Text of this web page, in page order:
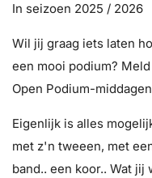
In seizoen 2025 / 2026
Wil jij graag iets laten
een mooi podium?
Open Podium-
Eigenlijk is alles
met z'n tweeen, met
band.. een koor.. Wat jij